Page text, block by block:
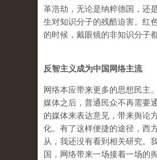
革浩劫，无论是纳粹德国，还
生对知识分子的残酷迫害。红
的时候，戴眼镜的非知识分子
反智主义成为中国网络主流
网络本应带来更多的思想民主
媒体之后，普通民众不再需要
的媒体来表达意见，带来舆论
化。有了这样便捷的途径，西
从，我还没有看到相关研究。
国，网络带来一场接着一场的